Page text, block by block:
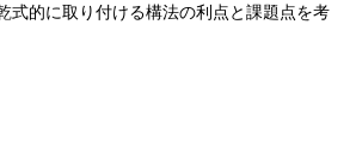
式的に取り付ける構法の利点と課題点を考